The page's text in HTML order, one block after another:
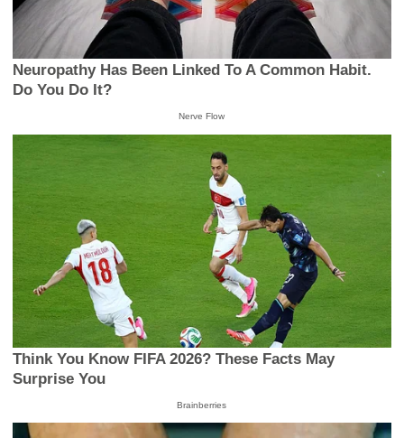
Neuropathy Has Been Linked To A Common Habit.
Do You Do It?
Nerve Flow
Think You Know FIFA 2026? These Facts May
Surprise You
Brainberries